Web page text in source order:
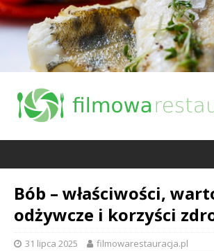
Bób – właściwości,
odżywcze i korzyści
31 lipca 2025 filmowarestauracja.pl